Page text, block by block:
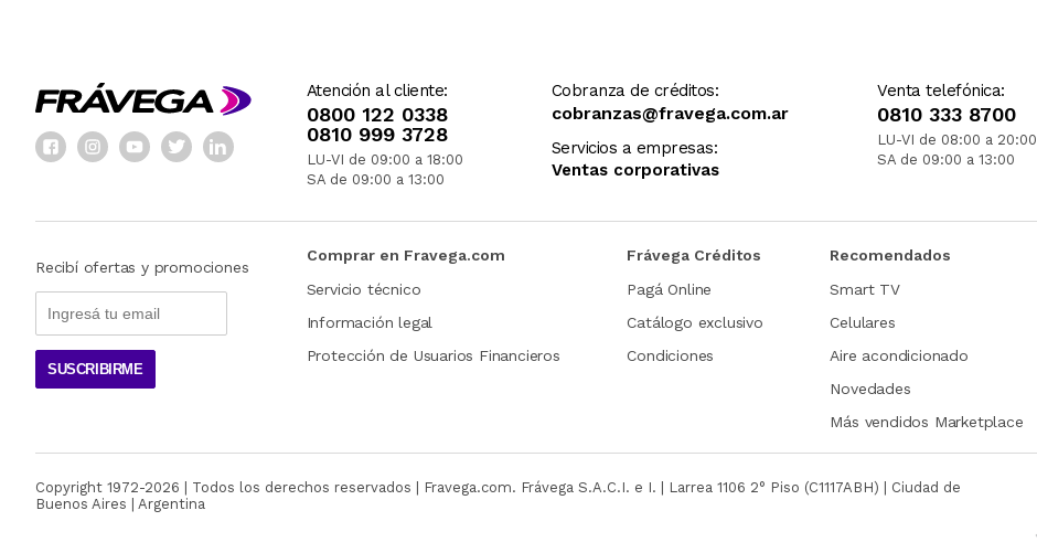
Atención al cliente:
0800 122 0338
0810 999 3728
LU-VI de 09:00 a 18:00
SA de 09:00 a 13:00
Cobranza de créditos:
cobranzas@fravega.com.ar
Servicios a empresas:
Ventas corporativas
Venta telefónica:
0810 333 8700
LU-VI de 08:00 a 20:00
SA de 09:00 a 13:00
Recibí ofertas y promociones
SUSCRIBIRME
Comprar en Fravega.com
Servicio técnico
Información legal
Protección de Usuarios Financieros
Frávega Créditos
Pagá Online
Catálogo exclusivo
Condiciones
Recomendados
Smart TV
Celulares
Aire acondicionado
Novedades
Más vendidos Marketplace
Copyright 1972-2026 | Todos los derechos reservados | Fravega.com. Frávega S.A.C.I. e I. | Larrea 1106 2° Piso (C1117ABH) | Ciudad de
Buenos Aires | Argentina